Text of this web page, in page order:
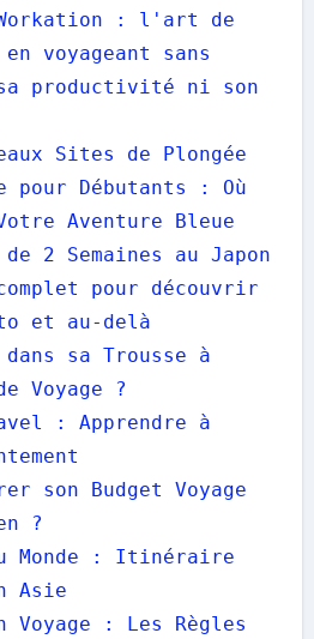
: l'art de
voyageant sans
productivité ni son
Sites de Plongée
pour Débutants : Où
Votre Aventure Bleue
2 Semaines au Japon
pour découvrir
et au‑delà
dans sa Trousse à
Voyage ?
: Apprendre à
son Budget Voyage
?
Monde : Itinéraire
Asie
Voyage : Les Règles